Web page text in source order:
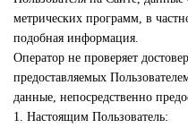
метрических программ, в
подобная информация.
Оператор не проверяет
предоставляемых
данные, непосредственно
1. Настоящим Пользователь: